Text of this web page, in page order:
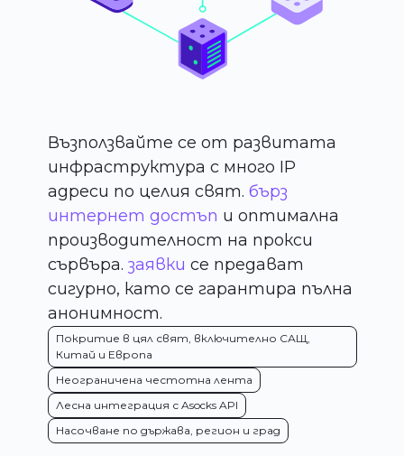
Възползвайте се от развитата
инфраструктура с много IP
адреси по целия свят. бърз
интернет достъп и оптимална
производителност на прокси
сървъра. заявки се предават
сигурно, като се гарантира пълна
анонимност.
Покритие в цял свят, включително САЩ,
Китай и Европа
Неограничена честотна лента
Лесна интеграция с Asocks API
Насочване по държава, регион и град